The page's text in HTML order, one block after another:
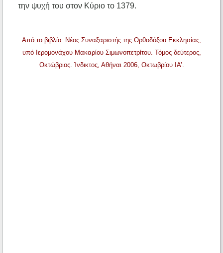
την ψυχή του στον Κύριο το 1379.
Από το βιβλίο: Νέος Συναξαριστής της Ορθοδόξου Εκκλησίας,
υπό Ιερομονάχου Μακαρίου Σιμωνοπετρίτου. Τόμος δεύτερος,
Οκτώβριος. Ίνδικτος, Αθήναι 2006, Οκτωβρίου ΙΑ’.